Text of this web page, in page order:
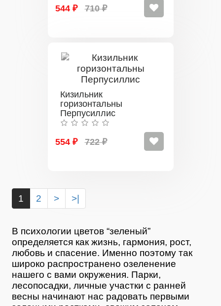
544 ₽ 710 ₽
Кизильник
горизонтальны
Перпусиллис
554 ₽ 722 ₽
1 2 > >|
В психологии цветов “зеленый”
определяется как жизнь, гармония, рост,
любовь и спасение. Именно поэтому так
широко распространено озеленение
нашего с вами окружения. Парки,
лесопосадки, личные участки с ранней
весны начинают нас радовать первыми